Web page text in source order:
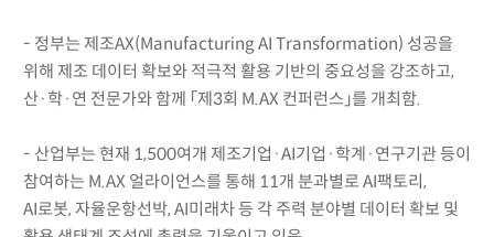
- 정부는 제조AX(Manufacturing AI Transformation) 성공을
위해 제조 데이터 확보와 적극적 활용 기반의 중요성을 강조하고,
산·학·연 전문가와 함께 「제3회 M.AX 컨퍼런스」를 개최함.
- 산업부는 현재 1,500여개 제조기업·AI기업·학계·연구기관 등이
참여하는 M.AX 얼라이언스를 통해 11개 분과별로 AI팩토리,
AI로봇, 자율운항선박, AI미래차 등 각 주력 분야별 데이터 확보 및